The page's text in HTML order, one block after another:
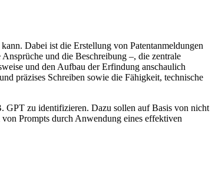
Dabei ist die Erstellung von Patentanmeldungen
und die Beschreibung –, die zentrale
und den Aufbau der Erfindung anschaulich
präzises Schreiben sowie die Fähigkeit, technische
GPT zu identifizieren. Dazu sollen auf Basis von nicht
Prompts durch Anwendung eines effektiven